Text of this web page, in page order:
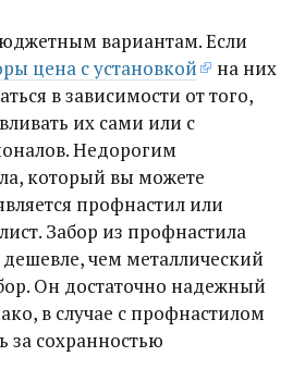
вариантам. Если
цена с установкой
на них
в зависимости от того,
их сами или с
Недорогим
который вы можете
профнастил или
Забор из профнастила
чем металлический
Он достаточно надежный
в случае с профнастилом
за сохранностью